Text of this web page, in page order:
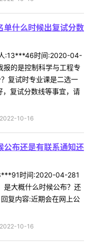
单什么时候出复试分数
:13***46时间:2020-04-
的是控制科学与工程专
复试时专业课是二选一
，复试分数线等事宜，请
2022-10-16
公布还是有联系通知还
时间:2020-04-281
是大概什么时候公布？还
复内容:近期会在网上公
2022-10-16